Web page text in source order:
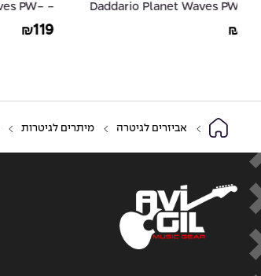
- Daddario Planet Waves PW-
154
אביזרים לגיטרה מיתרים לגיטרות